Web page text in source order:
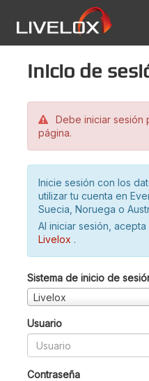
Inicio de
Debe iniciar sesión
página.
Inicie sesión con los
utilizar tu cuenta en
Suecia, Noruega o
Al iniciar sesión, acepta
Livelox .
Sistema de inicio de
Livelox
Usuario
Contraseña